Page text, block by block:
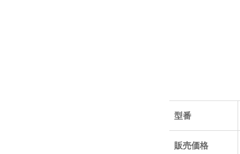
型番
販売価格